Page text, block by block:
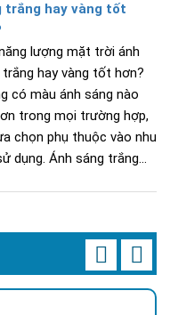
trắng hay vàng tốt
lượng mặt trời ánh
trắng hay vàng tốt hơn?
có màu ánh sáng nào
trong mọi trường hợp,
chọn phụ thuộc vào nhu
dụng. Ánh sáng trắng...